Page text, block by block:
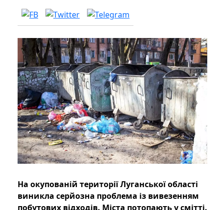
На окупованій території Луганської області
виникла серйозна проблема із вивезенням
побутових відходів. Міста потопають у смітті.